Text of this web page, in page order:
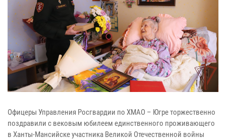
Офицеры Управления Росгвардии по ХМАО – Югре торжественно
поздравили с вековым юбилеем единственного проживающего
в Ханты-Мансийске участника Великой Отечественной войны